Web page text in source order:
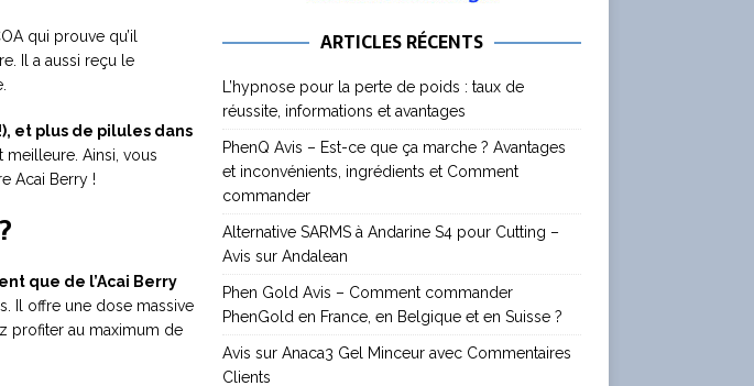
qui prouve qu’il
Il a aussi reçu le
et plus de pilules dans
meilleure. Ainsi, vous
Acai Berry !
que de l’Acai Berry
Il offre une dose massive
profiter au maximum de
ARTICLES RÉCENTS
L’hypnose pour la perte de poids : taux de
réussite, informations et avantages
PhenQ Avis – Est-ce que ça marche ? Avantages
et inconvénients, ingrédients et Comment
commander
Alternative SARMS à Andarine S4 pour Cutting –
Avis sur Andalean
Phen Gold Avis – Comment commander
PhenGold en France, en Belgique et en Suisse ?
Avis sur Anaca3 Gel Minceur avec Commentaires
Clients